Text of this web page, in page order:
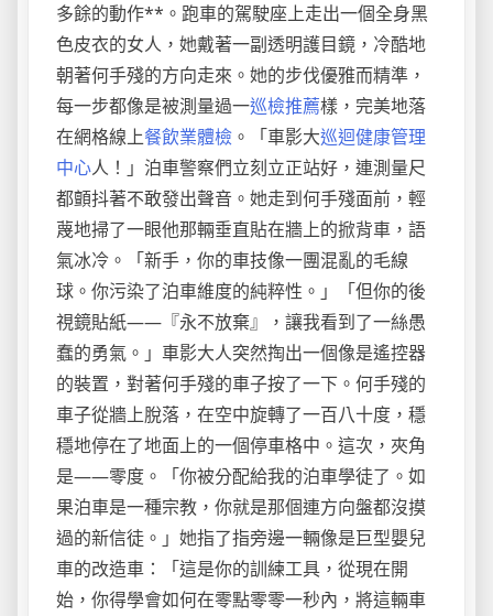
多餘的動作**。跑車的駕駛座上走出一個全身黑
色皮衣的女人，她戴著一副透明護目鏡，冷酷地
朝著何手殘的方向走來。她的步伐優雅而精準，
每一步都像是被測量過一巡檢推薦樣，完美地落
在網格線上餐飲業體檢 。「車影大巡迴健康管理
中心人！」泊車警察們立刻立正站好，連測量尺
都顫抖著不敢發出聲音。她走到何手殘面前，輕
蔑地掃了一眼他那輛垂直貼在牆上的掀背車，語
氣冰冷。「新手，你的車技像一團混亂的毛線
球。你污染了泊車維度的純粹性。」「但你的後
視鏡貼紙——『永不放棄』，讓我看到了一絲愚
蠢的勇氣。」車影大人突然掏出一個像是遙控器
的裝置，對著何手殘的車子按了一下。何手殘的
車子從牆上脫落，在空中旋轉了一百八十度，穩
穩地停在了地面上的一個停車格中。這次，夾角
是——零度。「你被分配給我的泊車學徒了。如
果泊車是一種宗教，你就是那個連方向盤都沒摸
過的新信徒。」她指了指旁邊一輛像是巨型嬰兒
車的改造車：「這是你的訓練工具，從現在開
始，你得學會如何在零點零零一秒內，將這輛車